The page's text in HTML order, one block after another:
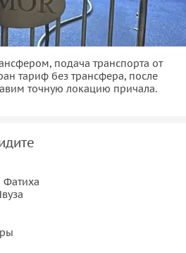
подача транспорта от
тариф без трансфера, после
точную локацию причала.
Фатиха